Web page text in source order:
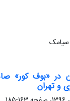
سیامک
و تهران